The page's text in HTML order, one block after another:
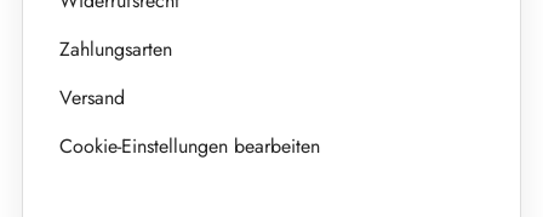
Zahlungsarten
Versand
Cookie-Einstellungen bearbeiten